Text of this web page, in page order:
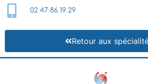
02 47 86 19 29
Retour aux